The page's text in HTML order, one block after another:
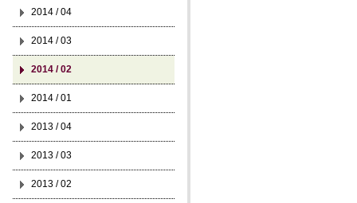
2014 / 04
2014 / 03
2014 / 02
2014 / 01
2013 / 04
2013 / 03
2013 / 02